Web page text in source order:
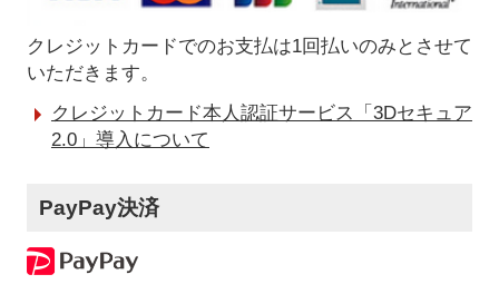
クレジットカードでのお支払は1回払いのみとさせて
いただきます。
クレジットカード本人認証サービス「3Dセキュア
2.0」導入について
PayPay決済